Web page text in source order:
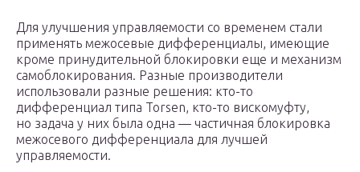
Для улучшения управляемости со временем стали
применять межосевые дифференциалы, имеющие
кроме принудительной блокировки еще и механизм
самоблокирования. Разные производители
использовали разные решения: кто-то
дифференциал типа Torsen, кто-то вискомуфту,
но задача у них была одна — частичная блокировка
межосевого дифференциала для лучшей
управляемости.